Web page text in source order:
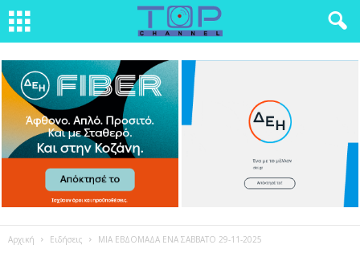
Αρχική Ειδήσεις ΜΙΑ ΕΒΔΟΜΑΔΑ ΕΝΑ ΣΑΒΒΑΤΟ 29-11-2025